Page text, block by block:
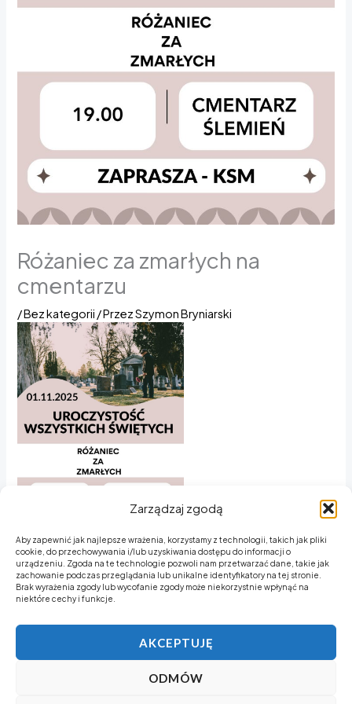
Zarządzaj zgodą
Aby zapewnić jak najlepsze wrażenia, korzystamy z technologii, takich jak pliki
cookie, do przechowywania i/lub uzyskiwania dostępu do informacji o
urządzeniu. Zgoda na te technologie pozwoli nam przetwarzać dane, takie jak
zachowanie podczas przeglądania lub unikalne identyfikatory na tej stronie.
Brak wyrażenia zgody lub wycofanie zgody może niekorzystnie wpłynąć na
niektóre cechy i funkcje.
AKCEPTUJĘ
ODMÓW
Różaniec za zmarłych na
cmentarzu
/Bez kategorii / PrzezSzymon Bryniarski
←Poprzedni Wpis